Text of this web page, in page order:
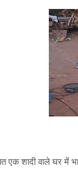
एक शादी वाले घर